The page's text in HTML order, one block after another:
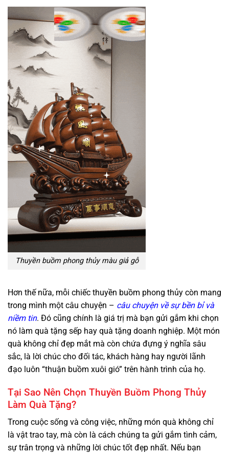
Thuyền buồm phong thủy màu giả gỗ
Hơn thế nữa, mỗi chiếc thuyền buồm phong thủy còn mang
trong mình một câu chuyện – câu chuyện về sự bền bỉ và
niềm tin. Đó cũng chính là giá trị mà bạn gửi gắm khi chọn
nó làm quà tặng sếp hay quà tặng doanh nghiệp. Một món
quà không chỉ đẹp mắt mà còn chứa đựng ý nghĩa sâu
sắc, là lời chúc cho đối tác, khách hàng hay người lãnh
đạo luôn “thuận buồm xuôi gió” trên hành trình của họ.
Tại Sao Nên Chọn Thuyền Buồm Phong Thủy
Làm Quà Tặng?
Trong cuộc sống và công việc, những món quà không chỉ
là vật trao tay, mà còn là cách chúng ta gửi gắm tình cảm,
sự trân trọng và những lời chúc tốt đẹp nhất. Nếu bạn